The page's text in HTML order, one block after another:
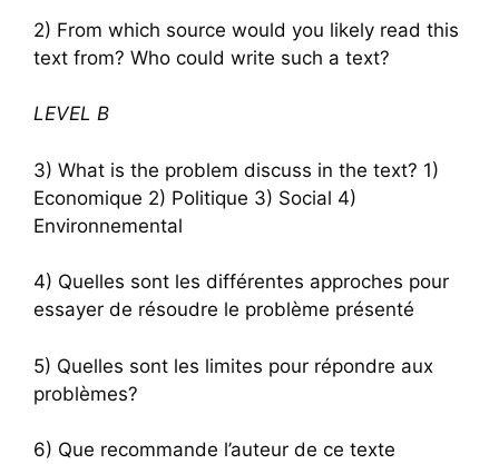
2) From which source would you likely read this
text from? Who could write such a text?
LEVEL B
3) What is the problem discuss in the text? 1)
Economique 2) Politique 3) Social 4)
Environnemental
4) Quelles sont les différentes approches pour
essayer de résoudre le problème présenté
5) Quelles sont les limites pour répondre aux
problèmes?
6) Que recommande l’auteur de ce texte